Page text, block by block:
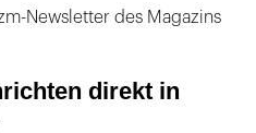
Newsletter des Magazins
direkt in